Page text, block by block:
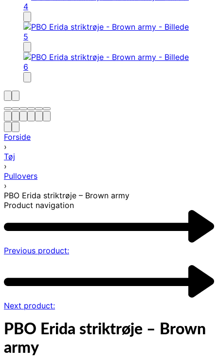
Forside
›
Tøj
›
Pullovers
›
PBO Erida striktrøje – Brown army
Product navigation
Previous product:
Next product:
PBO Erida striktrøje – Brown
army